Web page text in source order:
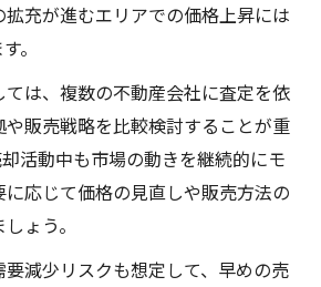
充が進むエリアでの価格上昇には
。
は、複数の不動産会社に査定を依
販売戦略を比較検討することが重
活動中も市場の動きを継続的にモ
応じて価格の見直しや販売方法の
ょう。
減少リスクも想定して、早めの売